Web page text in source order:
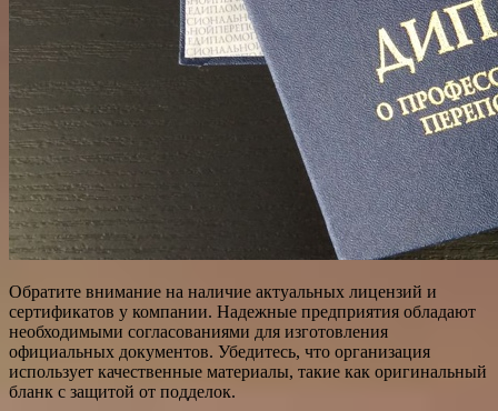
Обратите внимание на наличие актуальных лицензий и
сертификатов у компании. Надежные предприятия обладают
необходимыми согласованиями для изготовления
официальных документов. Убедитесь, что организация
использует качественные материалы, такие как оригинальный
бланк с защитой от подделок.